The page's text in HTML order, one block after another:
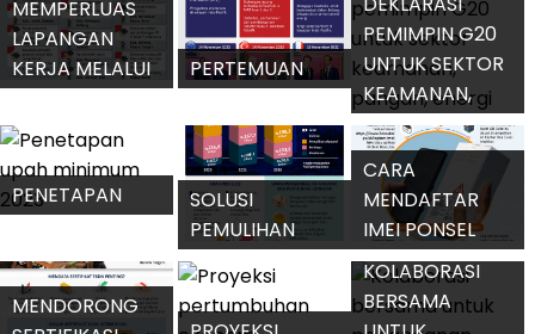
CUACA
ESKTREM
PASPOR 10
TAHUN
KEUANGAN
DIGITAL
KALENDER LIBUR
NASIONAL DAN
2023
KEMUDAHAN
SERTIFIKASI
TKDN INDUSTRI
KECIL
PEMBANGUNAN
TOL TRANS
SUMATERA
CAPAIAN
KINERJA
TAHUN 2022
MENGANTISIPASI
ANCAMAN
SIBER SAAT KTT
G20
INFLASI NEGARA
G20 JELANG
AKHIR 2022